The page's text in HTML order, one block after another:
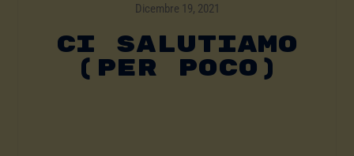
Dicembre 19, 2021
CI SALUTIAMO
(PER POCO)